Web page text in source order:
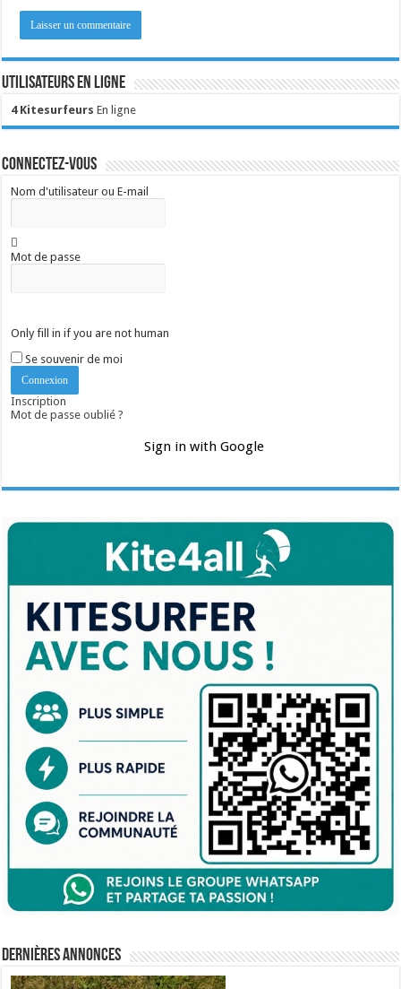
Utilisateurs en ligne
4 Kitesurfeurs En ligne
Connectez-vous
Nom d'utilisateur ou E-mail
Mot de passe
Only fill in if you are not human
Se souvenir de moi
Inscription
Mot de passe oublié ?
Sign in with Google
Dernières annonces